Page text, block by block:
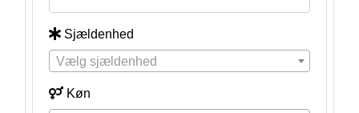
Sjældenhed
Vælg sjældenhed
Køn